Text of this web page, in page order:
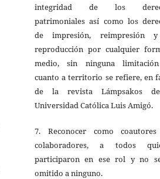
integridad de los
patrimoniales así como los
de impresión, reimpresión
reproducción por cualquier
medio, sin ninguna
cuanto a territorio se refiere, en
de la revista Lámpsakos
Universidad Católica Luis Amigó.
7. Reconocer como
colaboradores, a todos
participaron en ese rol y no
omitido a ninguno.